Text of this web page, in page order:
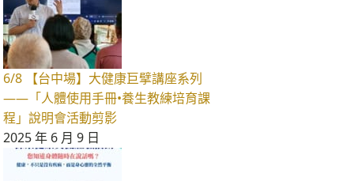
6/8 【台中場】大健康巨擘講座系列
——「人體使用手冊•養生教練培育課
程」說明會活動剪影
2025 年 6 月 9 日